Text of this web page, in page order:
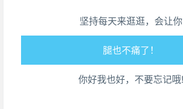
坚持每天来逛逛，会让你
走路也有劲了！
腿也不痛了！
腰也不酸了！
你好我也好，不要忘记哦!